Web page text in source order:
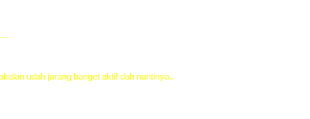
udah jarang banget aktif dah nantinya..